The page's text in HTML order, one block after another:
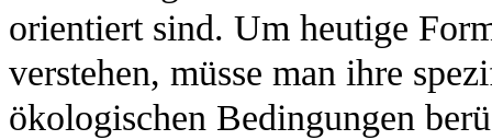
orientiert sind. Um heutige
verstehen, müsse man ihre
ökologischen Bedingungen